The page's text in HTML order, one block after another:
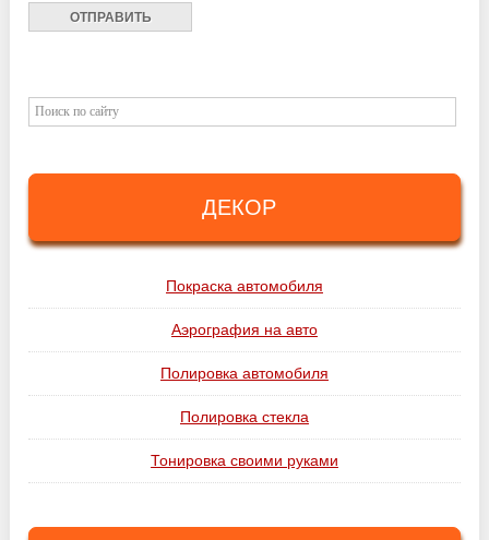
ДЕКОР
Покраска автомобиля
Аэрография на авто
Полировка автомобиля
Полировка стекла
Тонировка своими руками